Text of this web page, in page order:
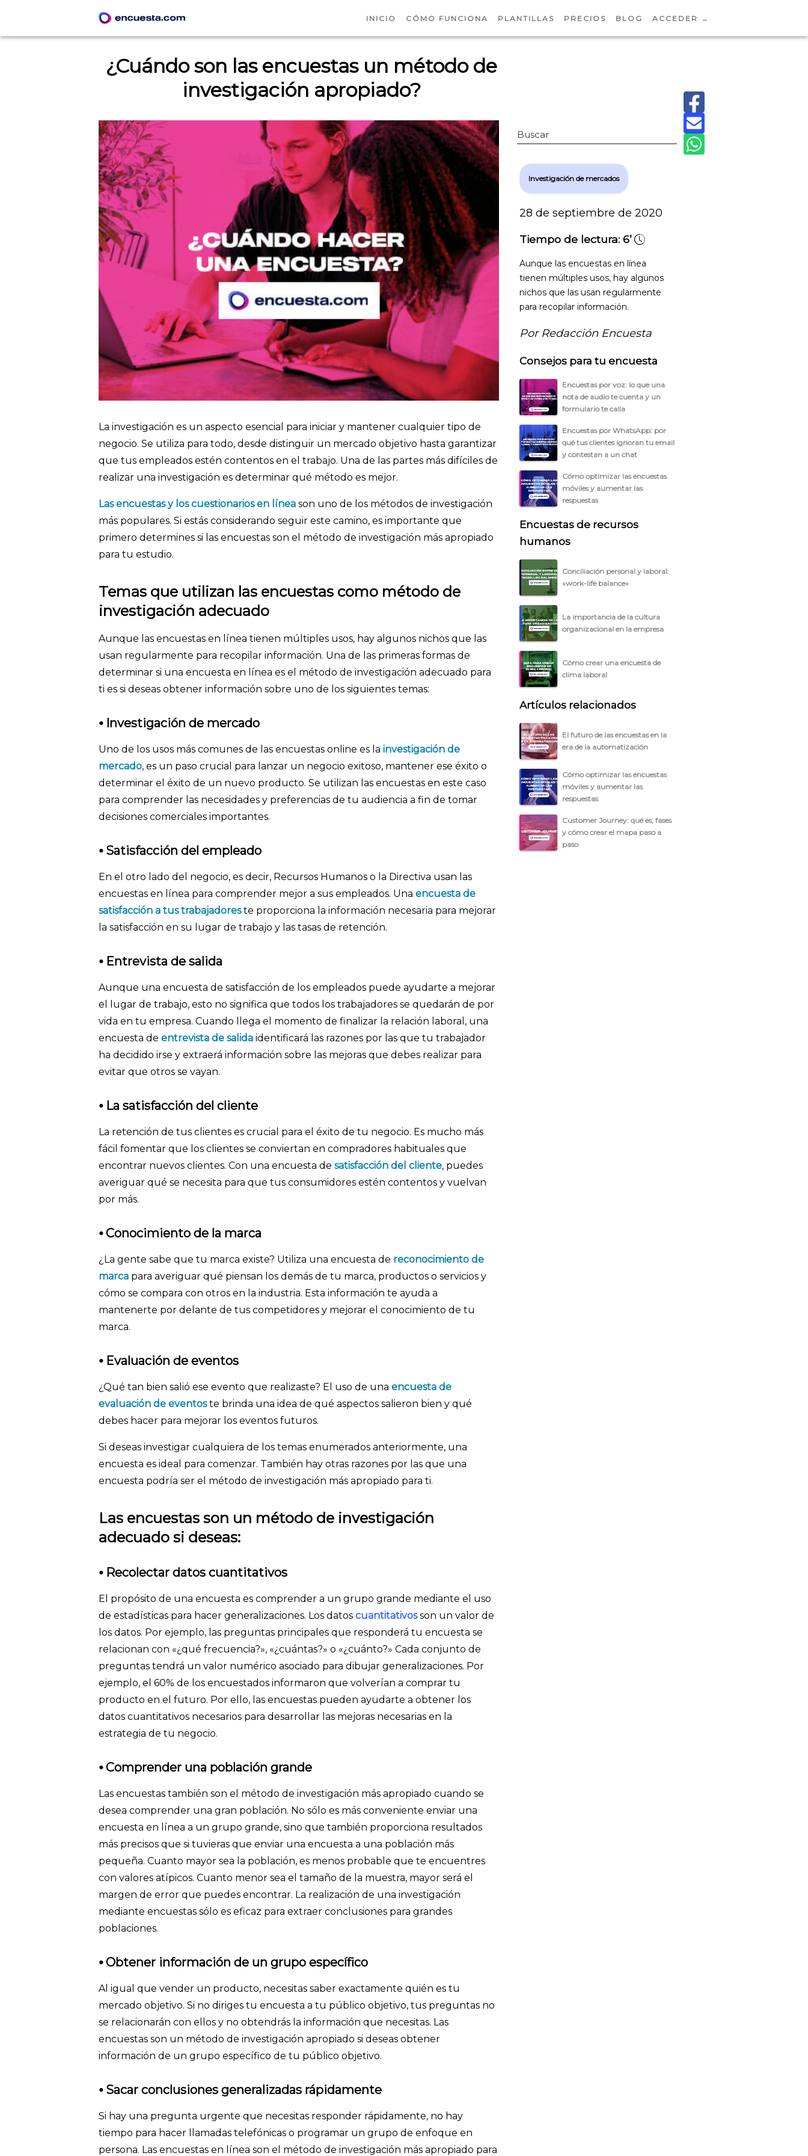
INICIO CÓMO FUNCIONA PLANTILLAS PRECIOS BLOG ACCEDER →
¿Cuándo son las encuestas un método de
investigación apropiado?
Buscar
La investigación es un aspecto esencial para iniciar y mantener cualquier tipo de
negocio. Se utiliza para todo, desde distinguir un mercado objetivo hasta garantizar
que tus empleados estén contentos en el trabajo. Una de las partes más difíciles de
realizar una investigación es determinar qué método es mejor.
Las encuestas y los cuestionarios en línea son uno de los métodos de investigación
más populares. Si estás considerando seguir este camino, es importante que
primero determines si las encuestas son el método de investigación más apropiado
para tu estudio.
Temas que utilizan las encuestas como método de
investigación adecuado
Aunque las encuestas en línea tienen múltiples usos, hay algunos nichos que las
usan regularmente para recopilar información. Una de las primeras formas de
determinar si una encuesta en línea es el método de investigación adecuado para
ti es si deseas obtener información sobre uno de los siguientes temas:
⦁ Investigación de mercado
Uno de los usos más comunes de las encuestas online es la investigación de
mercado, es un paso crucial para lanzar un negocio exitoso, mantener ese éxito o
determinar el éxito de un nuevo producto. Se utilizan las encuestas en este caso
para comprender las necesidades y preferencias de tu audiencia a fin de tomar
decisiones comerciales importantes.
⦁ Satisfacción del empleado
En el otro lado del negocio, es decir, Recursos Humanos o la Directiva usan las
encuestas en línea para comprender mejor a sus empleados. Una encuesta de
satisfacción a tus trabajadores te proporciona la información necesaria para mejorar
la satisfacción en su lugar de trabajo y las tasas de retención.
⦁ Entrevista de salida
Aunque una encuesta de satisfacción de los empleados puede ayudarte a mejorar
el lugar de trabajo, esto no significa que todos los trabajadores se quedarán de por
vida en tu empresa. Cuando llega el momento de finalizar la relación laboral, una
encuesta de entrevista de salida identificará las razones por las que tu trabajador
ha decidido irse y extraerá información sobre las mejoras que debes realizar para
evitar que otros se vayan.
⦁ La satisfacción del cliente
La retención de tus clientes es crucial para el éxito de tu negocio. Es mucho más
fácil fomentar que los clientes se conviertan en compradores habituales que
encontrar nuevos clientes. Con una encuesta de satisfacción del cliente, puedes
averiguar qué se necesita para que tus consumidores estén contentos y vuelvan
por más.
⦁ Conocimiento de la marca
¿La gente sabe que tu marca existe? Utiliza una encuesta de reconocimiento de
marca para averiguar qué piensan los demás de tu marca, productos o servicios y
cómo se compara con otros en la industria. Esta información te ayuda a
mantenerte por delante de tus competidores y mejorar el conocimiento de tu
marca.
⦁ Evaluación de eventos
¿Qué tan bien salió ese evento que realizaste? El uso de una encuesta de
evaluación de eventoste brinda una idea de qué aspectos salieron bien y qué
debes hacer para mejorar los eventos futuros.
Si deseas investigar cualquiera de los temas enumerados anteriormente, una
encuesta es ideal para comenzar. También hay otras razones por las que una
encuesta podría ser el método de investigación más apropiado para ti.
Las encuestas son un método de investigación
adecuado si deseas:
⦁ Recolectar datos cuantitativos
El propósito de una encuesta es comprender a un grupo grande mediante el uso
de estadísticas para hacer generalizaciones. Los datos cuantitativos son un valor de
los datos. Por ejemplo, las preguntas principales que responderá tu encuesta se
relacionan con «¿qué frecuencia?», «¿cuántas?» o «¿cuánto?» Cada conjunto de
preguntas tendrá un valor numérico asociado para dibujar generalizaciones. Por
ejemplo, el 60% de los encuestados informaron que volverían a comprar tu
producto en el futuro. Por ello, las encuestas pueden ayudarte a obtener los
datos cuantitativos necesarios para desarrollar las mejoras necesarias en la
estrategia de tu negocio.
⦁ Comprender una población grande
Las encuestas también son el método de investigación más apropiado cuando se
desea comprender una gran población. No sólo es más conveniente enviar una
encuesta en línea a un grupo grande, sino que también proporciona resultados
más precisos que si tuvieras que enviar una encuesta a una población más
pequeña. Cuanto mayor sea la población, es menos probable que te encuentres
con valores atípicos. Cuanto menor sea el tamaño de la muestra, mayor será el
margen de error que puedes encontrar. La realización de una investigación
mediante encuestas sólo es eficaz para extraer conclusiones para grandes
poblaciones.
⦁ Obtener información de un grupo específico
Al igual que vender un producto, necesitas saber exactamente quién es tu
mercado objetivo. Si no diriges tu encuesta a tu público objetivo, tus preguntas no
se relacionarán con ellos y no obtendrás la información que necesitas. Las
encuestas son un método de investigación apropiado si deseas obtener
información de un grupo específico de tu público objetivo.
⦁ Sacar conclusiones generalizadas rápidamente
Si hay una pregunta urgente que necesitas responder rápidamente, no hay
tiempo para hacer llamadas telefónicas o programar un grupo de enfoque en
persona. Las encuestas en línea son el método de investigación más apropiado para
Investigación de mercados
28 de septiembre de 2020
Tiempo de lectura:6’
Aunque las encuestas en línea
tienen múltiples usos, hay algunos
nichos que las usan regularmente
para recopilar información.
Por Redacción Encuesta
Consejos para tu encuesta
Encuestas por voz: lo que una
nota de audio te cuenta y un
formulario te calla
Encuestas por WhatsApp: por
qué tus clientes ignoran tu email
y contestan a un chat
Cómo optimizar las encuestas
móviles y aumentar las
respuestas
Encuestas de recursos
humanos
Conciliación personal y laboral:
«work-life balance»
La importancia de la cultura
organizacional en la empresa
Cómo crear una encuesta de
clima laboral
Artículos relacionados
El futuro de las encuestas en la
era de la automatización
Cómo optimizar las encuestas
móviles y aumentar las
respuestas
Customer Journey: qué es, fases
y cómo crear el mapa paso a
paso